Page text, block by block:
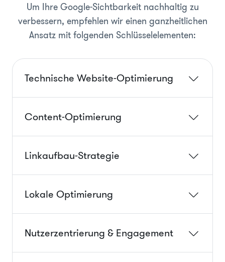
Um Ihre Google-Sichtbarkeit nachhaltig zu
verbessern, empfehlen wir einen ganzheitlichen
Ansatz mit folgenden Schlüsselelementen:
Technische Website-Optimierung
Content-Optimierung
Linkaufbau-Strategie
Lokale Optimierung
Nutzerzentrierung & Engagement